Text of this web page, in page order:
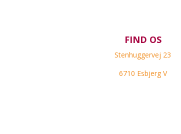
FIND OS
Stenhuggervej 23
6710 Esbjerg V